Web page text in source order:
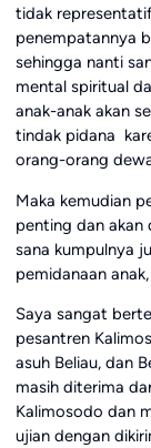
tidak
penempatannya
sehingga nanti
mental spiritual
anak-anak akan
tindak pidana
orang-orang
Maka kemudian
penting dan akan
sana kumpulnya
pemidanaan
Saya sangat
pesantren
asuh Beliau, dan
masih diterima
Kalimosodo dan
ujian dengan